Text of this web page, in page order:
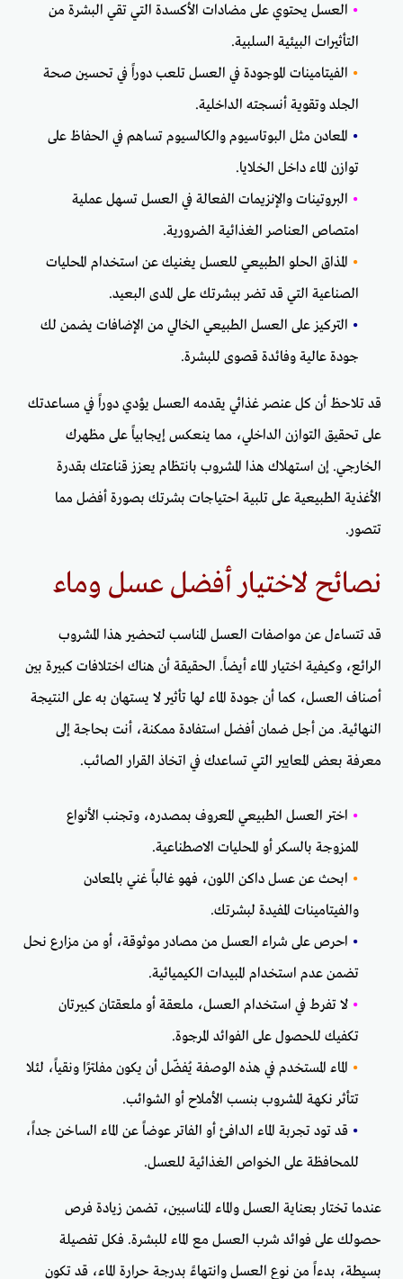
• العسل يحتوي على مضادات الأكسدة التي تقي البشرة من
التأثيرات البيئية السلبية.
• الفيتامينات الموجودة في العسل تلعب دوراً في تحسين صحة
الجلد وتقوية أنسجته الداخلية.
• المعادن مثل البوتاسيوم والكالسيوم تساهم في الحفاظ على
توازن الماء داخل الخلايا.
• البروتينات والإنزيمات الفعالة في العسل تسهل عملية
امتصاص العناصر الغذائية الضرورية.
• المذاق الحلو الطبيعي للعسل يغنيك عن استخدام المحليات
الصناعية التي قد تضر ببشرتك على المدى البعيد.
• التركيز على العسل الطبيعي الخالي من الإضافات يضمن لك
جودة عالية وفائدة قصوى للبشرة.
قد تلاحظ أن كل عنصر غذائي يقدمه العسل يؤدي دوراً في مساعدتك
على تحقيق التوازن الداخلي، مما ينعكس إيجابياً على مظهرك
الخارجي. إن استهلاك هذا المشروب بانتظام يعزز قناعتك بقدرة
الأغذية الطبيعية على تلبية احتياجات بشرتك بصورة أفضل مما
تتصور.
نصائح لاختيار أفضل عسل وماء
قد تتساءل عن مواصفات العسل المناسب لتحضير هذا المشروب
الرائع، وكيفية اختيار الماء أيضاً. الحقيقة أن هناك اختلافات كبيرة بين
أصناف العسل، كما أن جودة الماء لها تأثير لا يستهان به على النتيجة
النهائية. من أجل ضمان أفضل استفادة ممكنة، أنت بحاجة إلى
معرفة بعض المعايير التي تساعدك في اتخاذ القرار الصائب.
• اختر العسل الطبيعي المعروف بمصدره، وتجنب الأنواع
الممزوجة بالسكر أو المحليات الاصطناعية.
• ابحث عن عسل داكن اللون، فهو غالباً غني بالمعادن
والفيتامينات المفيدة لبشرتك.
• احرص على شراء العسل من مصادر موثوقة، أو من مزارع نحل
تضمن عدم استخدام المبيدات الكيميائية.
• لا تفرط في استخدام العسل، ملعقة أو ملعقتان كبيرتان
تكفيك للحصول على الفوائد المرجوة.
• الماء المستخدم في هذه الوصفة يُفضّل أن يكون مفلترًا ونقياً، لئلا
تتأثر نكهة المشروب بنسب الأملاح أو الشوائب.
• قد تود تجربة الماء الدافئ أو الفاتر عوضاً عن الماء الساخن جداً،
للمحافظة على الخواص الغذائية للعسل.
عندما تختار بعناية العسل والماء المناسبين، تضمن زيادة فرص
حصولك على فوائد شرب العسل مع الماء للبشرة. فكل تفصيلة
بسيطة، بدءاً من نوع العسل وانتهاءً بدرجة حرارة الماء، قد تكون